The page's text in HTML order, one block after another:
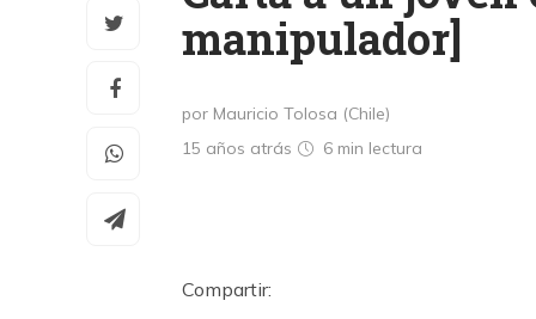
manipulador]
por Mauricio Tolosa (Chile)
15 años atrás
6 min lectura
Compartir: